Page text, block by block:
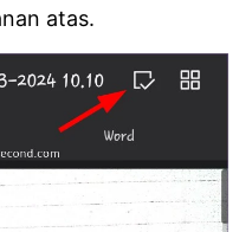
atas.